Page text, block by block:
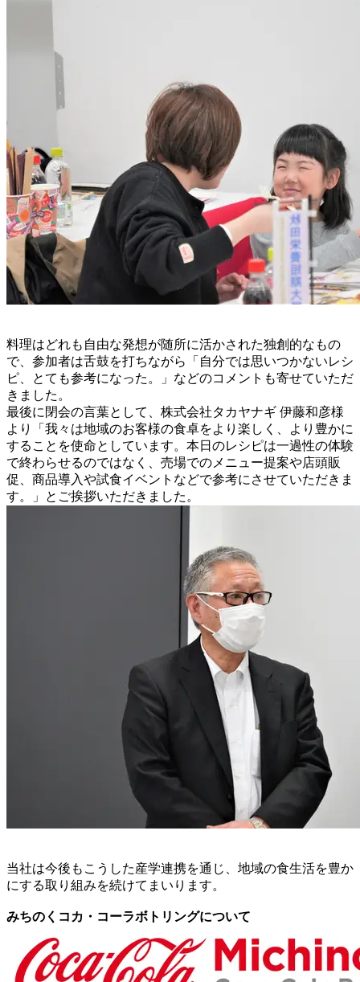
料理はどれも自由な発想が随所に活かされた独創的なもの
で、参加者は舌鼓を打ちながら「自分では思いつかないレシ
ピ、とても参考になった。」などのコメントも寄せていただ
きました。
最後に閉会の言葉として、株式会社タカヤナギ 伊藤和彦様
より「我々は地域のお客様の食卓をより楽しく、より豊かに
することを使命としています。本日のレシピは一過性の体験
で終わらせるのではなく、売場でのメニュー提案や店頭販
促、商品導入や試食イベントなどで参考にさせていただきま
す。」とご挨拶いただきました。
当社は今後もこうした産学連携を通じ、地域の食生活を豊か
にする取り組みを続けてまいります。
みちのくコカ・コーラボトリングについて